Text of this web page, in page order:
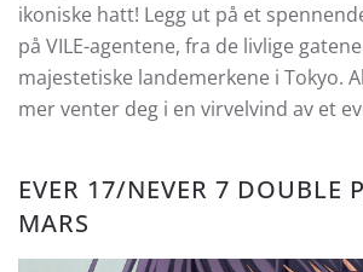
ikoniske hatt! Legg ut på et
på VILE-agentene, fra de livlige
majestetiske landemerkene i Tokyo.
mer venter deg i en virvelvind av et
EVER 17/NEVER 7 DOUBLE
MARS